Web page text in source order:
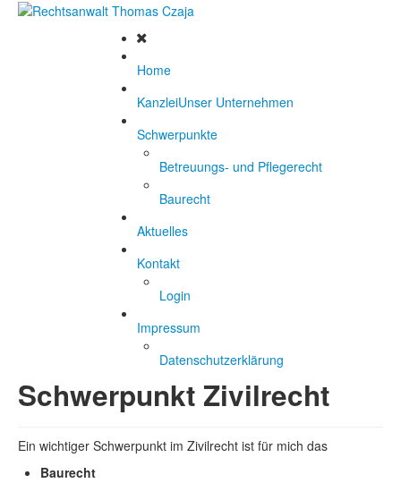
Home
KanzleiUnser Unternehmen
Schwerpunkte
Betreuungs- und Pflegerecht
Baurecht
Aktuelles
Kontakt
Login
Impressum
Datenschutzerklärung
Schwerpunkt Zivilrecht
Ein wichtiger Schwerpunkt im Zivilrecht ist für mich das
Baurecht